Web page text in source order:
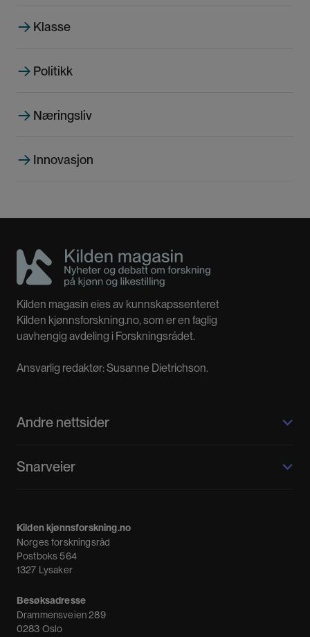
e
i
Klasse
Politikk
Næringsliv
Innovasjon
Kilden magasin eies av kunnskapssenteret
Kilden kjønnsforskning.no, som er en faglig
uavhengig avdeling i Forskningsrådet.
Ansvarlig redaktør: Susanne Dietrichson.
Andre nettsider
Kvinnehistorie.no
Snarveier
Nyheter
Nyhetsbrev
Kilden kjønnsforskning.no
Norges forskningsråd
Postboks 564
1327 Lysaker
Besøksadresse
Drammensveien 289
0283 Oslo